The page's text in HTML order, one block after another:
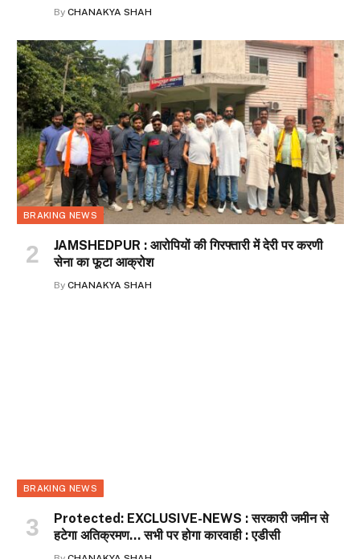
By CHANAKYA SHAH
BRAKING NEWS
JAMSHEDPUR : आरोपियों की गिरफ्तारी में देरी पर करणी
सेना का फूटा आक्रोश
By CHANAKYA SHAH
BRAKING NEWS
Protected: EXCLUSIVE-NEWS : सरकारी जमीन से
हटेगा अतिक्रमण… सभी पर होगा कारवाही : एडीसी